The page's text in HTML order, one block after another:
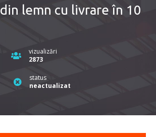
lemn cu livrare în 10
vizualizări
2873
status
neactualizat